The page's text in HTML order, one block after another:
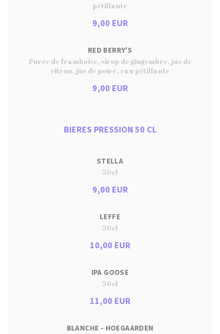
pétillante
9,00 EUR
RED BERRY'S
Purée de framboise, sirop de gingembre, jus de
citron, jus de poire, eau pétillante
9,00 EUR
BIERES PRESSION 50 CL
STELLA
50cl
9,00 EUR
LEFFE
50cl
10,00 EUR
IPA GOOSE
50cl
11,00 EUR
BLANCHE - HOEGAARDEN